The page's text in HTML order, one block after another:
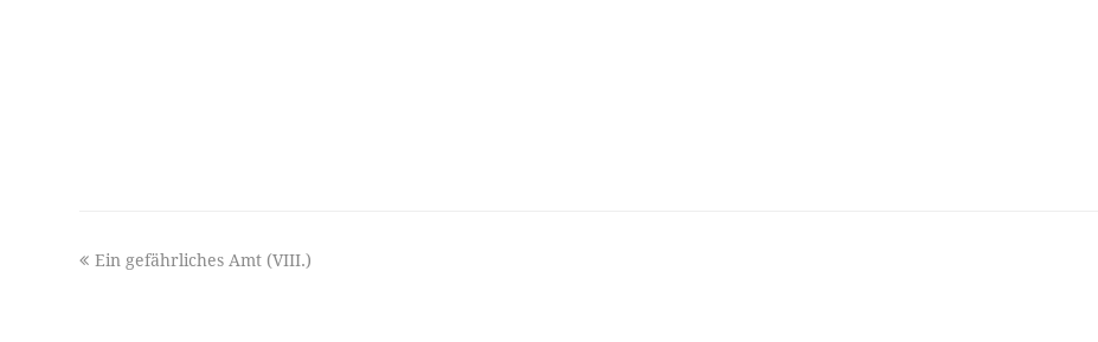
previous
Ein gefährliches Amt (VIII.)